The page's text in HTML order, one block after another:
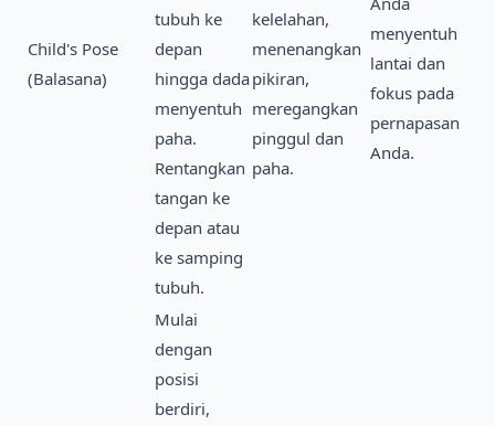
Child's Pose
(Balasana)
tubuh ke
depan
hingga dada
menyentuh
paha.
Rentangkan
tangan ke
depan atau
ke samping
tubuh.
kelelahan,
menenangkan
pikiran,
meregangkan
pinggul dan
paha.
menyentuh
lantai dan
fokus pada
pernapasan
Anda.
Mulai
dengan
posisi
berdiri,